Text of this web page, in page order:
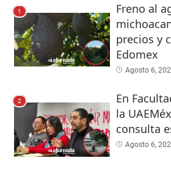
1
Freno al
precios y
Edomex
Agosto 6,
2
En
la
consulta
Agosto 6,